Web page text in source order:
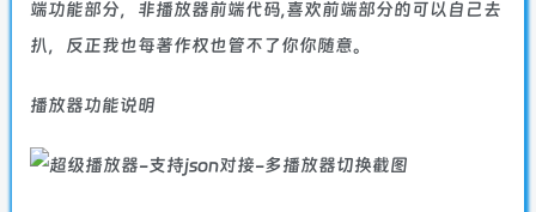
端功能部分，非播放器前端代码,喜欢前端部分的可以自己去
扒，反正我也每著作权也管不了你你随意。
播放器功能说明